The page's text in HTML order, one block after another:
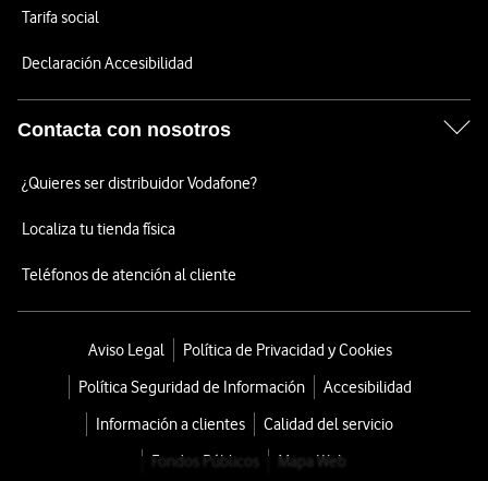
Tarifa social
Declaración Accesibilidad
Contacta con nosotros
¿Quieres ser distribuidor Vodafone?
Localiza tu tienda física
Teléfonos de atención al cliente
Aviso Legal
Política de Privacidad y Cookies
Política Seguridad de Información
Accesibilidad
Información a clientes
Calidad del servicio
Fondos Públicos
Mapa Web